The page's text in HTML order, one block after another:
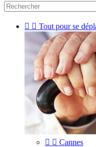
  Tout pour se
  Cannes